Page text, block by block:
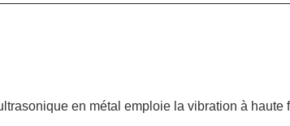
en métal emploie la vibration à